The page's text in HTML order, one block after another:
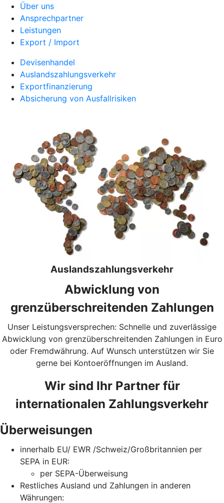
Über uns
Ansprechpartner
Leistungen
Export / Import
Devisenhandel
Auslandszahlungsverkehr
Exportfinanzierung
Absicherung von Ausfallrisiken
Auslandszahlungsverkehr
Abwicklung von
grenzüberschreitenden Zahlungen
Unser Leistungsversprechen: Schnelle und zuverlässige
Abwicklung von grenzüberschreitenden Zahlungen in Euro
oder Fremdwährung. Auf Wunsch unterstützen wir Sie
gerne bei Kontoeröffnungen im Ausland.
Wir sind Ihr Partner für
internationalen Zahlungsverkehr
Überweisungen
innerhalb EU/ EWR /Schweiz/Großbritannien per
SEPA in EUR:
per SEPA-Überweisung
Restliches Ausland und Zahlungen in anderen
Währungen: